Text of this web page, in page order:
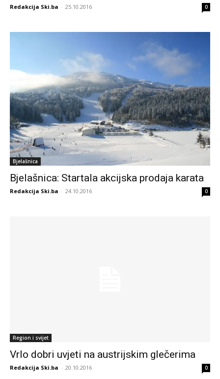
Redakcija Ski.ba - 25.10.2016 0
Bjelašnica
Bjelašnica: Startala akcijska prodaja karata
Redakcija Ski.ba - 24.10.2016 0
Region i svijet
Vrlo dobri uvjeti na austrijskim glečerima
Redakcija Ski.ba - 20.10.2016 0